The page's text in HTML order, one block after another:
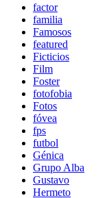
factor
familia
Famosos
featured
Ficticios
Film
Foster
fotofobia
Fotos
fóvea
fps
futbol
Génica
Grupo Alba
Gustavo
Hermeto